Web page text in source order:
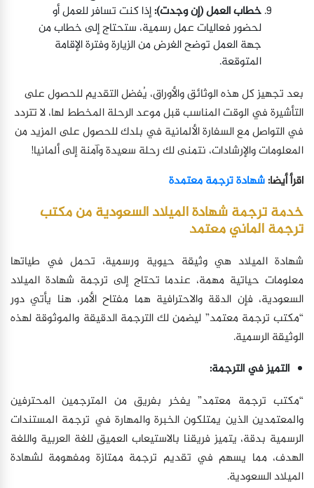
خطاب العمل (إن وجدت):إذا كنت تسافر للعمل أو
لحضور فعاليات عمل رسمية، ستحتاج إلى خطاب من
جهة العمل توضح الغرض من الزيارة وفترة الإقامة
المتوقعة.
بعد تجهيز كل هذه الوثائق والأوراق، يُفضل التقديم للحصول على
التأشيرة في الوقت المناسب قبل موعد الرحلة المخطط لها، لا تتردد
في التواصل مع السفارة الألمانية في بلدك للحصول على المزيد من
المعلومات والإرشادات، نتمنى لك رحلة سعيدة وآمنة إلى ألمانيا!
اقرأ أيضا:شهادة ترجمة معتمدة
خدمة ترجمة شهادة الميلاد السعودية من مكتب
ترجمة الماني معتمد
شهادة الميلاد هي وثيقة حيوية ورسمية، تحمل في طياتها
معلومات حياتية مهمة، عندما تحتاج إلى ترجمة شهادة الميلاد
السعودية، فإن الدقة والاحترافية هما مفتاح الأمر، هنا يأتي دور
“مكتب ترجمة معتمد” ليضمن لك الترجمة الدقيقة والموثوقة لهذه
الوثيقة الرسمية.
التميز في الترجمة:
“مكتب ترجمة معتمد” يفخر بفريق من المترجمين المحترفين
والمعتمدين الذين يمتلكون الخبرة والمهارة في ترجمة المستندات
الرسمية بدقة، يتميز فريقنا بالاستيعاب العميق للغة العربية واللغة
الهدف، مما يسهم في تقديم ترجمة ممتازة ومفهومة لشهادة
الميلاد السعودية.